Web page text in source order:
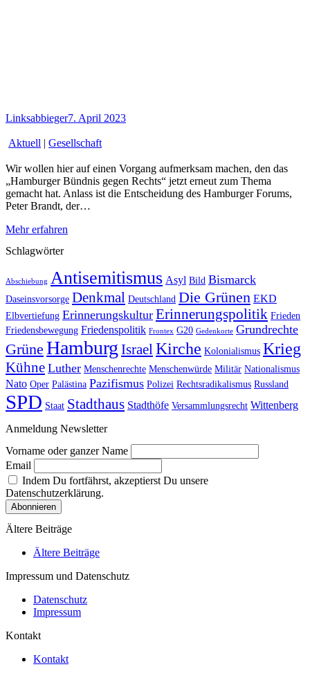
Linksabbieger7. April 2023
Aktuell | Gesellschaft
Wir wollen hier auf einen Vorgang aufmerksam machen, den das
„Hamburger Bündnis gegen Rechts“ jetzt erneut zum Thema
gemacht hat. Anlass ist die Entscheidung des Hamburger Forums,
Peter Brandt, der…
Mehr erfahren
Schlagwörter
Abschiebung Antisemitismus Asyl Bild Bismarck
Daseinsvorsorge Denkmal Deutschland Die Grünen EKD
Elbvertiefung Erinnerungskultur Erinnerungspolitik Frieden
Friedensbewegung Friedenspolitik Frontex G20 Gedenkorte Grundrechte
Grüne Hamburg Israel Kirche Kolonialismus Krieg
Kühne Luther Menschenrechte Menschenwürde Militär Nationalismus
Nato Oper Palästina Pazifismus Polizei Rechtsradikalismus Russland
SPD Staat Stadthaus Stadthöfe Versammlungsrecht Wittenberg
Anmeldung Newsletter
Vorname oder ganzer Name
Email
Indem Du fortfährst, akzeptierst Du unsere
Datenschutzerklärung.
Ältere Beiträge
Ältere Beiträge
Impressum und Datenschutz
Datenschutz
Impressum
Kontakt
Kontakt